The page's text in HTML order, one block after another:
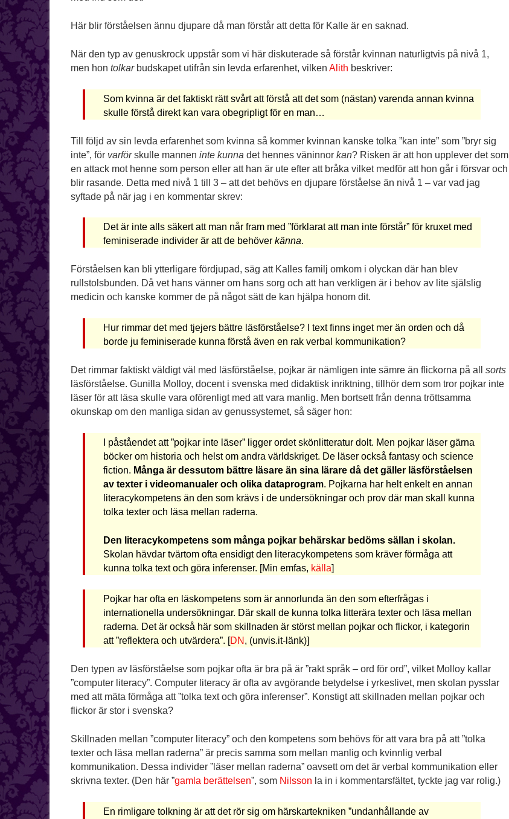
Här blir förståelsen ännu djupare då man förstår att detta för Kalle är en saknad.
När den typ av genuskrock uppstår som vi här diskuterade så förstår kvinnan naturligtvis på nivå 1,
men hon tolkarbudskapet utifrån sin levda erfarenhet, vilken Alith beskriver:
Som kvinna är det faktiskt rätt svårt att förstå att det som (nästan) varenda annan kvinna
skulle förstå direkt kan vara obegripligt för en man…
Till följd av sin levda erfarenhet som kvinna så kommer kvinnan kanske tolka ”kan inte” som ”bryr sig
inte”, för varförskulle mannen inte kunna det hennes väninnor kan? Risken är att hon upplever det som
en attack mot henne som person eller att han är ute efter att bråka vilket medför att hon går i försvar och
blir rasande. Detta med nivå 1 till 3 – att det behövs en djupare förståelse än nivå 1 – var vad jag
syftade på när jag i en kommentar skrev:
Det är inte alls säkert att man når fram med ”förklarat att man inte förstår” för kruxet med
feminiserade individer är att de behöver känna.
Förståelsen kan bli ytterligare fördjupad, säg att Kalles familj omkom i olyckan där han blev
rullstolsbunden. Då vet hans vänner om hans sorg och att han verkligen är i behov av lite själslig
medicin och kanske kommer de på något sätt de kan hjälpa honom dit.
Hur rimmar det med tjejers bättre läsförståelse? I text finns inget mer än orden och då
borde ju feminiserade kunna förstå även en rak verbal kommunikation?
Det rimmar faktiskt väldigt väl med läsförståelse, pojkar är nämligen inte sämre än flickorna på all sorts
läsförståelse. Gunilla Molloy, docent i svenska med didaktisk inriktning, tillhör dem som tror pojkar inte
läser för att läsa skulle vara oförenligt med att vara manlig. Men bortsett från denna tröttsamma
okunskap om den manliga sidan av genussystemet, så säger hon:
I påståendet att ”pojkar inte läser” ligger ordet skönlitteratur dolt. Men pojkar läser gärna
böcker om historia och helst om andra världskriget. De läser också fantasy och science
fiction. Många är dessutom bättre läsare än sina lärare då det gäller läsförståelsen
av texter i videomanualer och olika dataprogram. Pojkarna har helt enkelt en annan
literacykompetens än den som krävs i de undersökningar och prov där man skall kunna
tolka texter och läsa mellan raderna.
Den literacykompetens som många pojkar behärskar bedöms sällan i skolan.
Skolan hävdar tvärtom ofta ensidigt den literacykompetens som kräver förmåga att
kunna tolka text och göra inferenser. [Min emfas, källa]
Pojkar har ofta en läskompetens som är annorlunda än den som efterfrågas i
internationella undersökningar. Där skall de kunna tolka litterära texter och läsa mellan
raderna. Det är också här som skillnaden är störst mellan pojkar och flickor, i kategorin
att ”reflektera och utvärdera”. [DN , (unvis.it-länk)]
Den typen av läsförståelse som pojkar ofta är bra på är ”rakt språk – ord för ord”, vilket Molloy kallar
”computer literacy”. Computer literacy är ofta av avgörande betydelse i yrkeslivet, men skolan pysslar
med att mäta förmåga att ”tolka text och göra inferenser”. Konstigt att skillnaden mellan pojkar och
flickor är stor i svenska?
Skillnaden mellan ”computer literacy” och den kompetens som behövs för att vara bra på att ”tolka
texter och läsa mellan raderna” är precis samma som mellan manlig och kvinnlig verbal
kommunikation. Dessa individer ”läser mellan raderna” oavsett om det är verbal kommunikation eller
skrivna texter. (Den här ”gamla berättelsen”, som Nilsson la in i kommentarsfältet, tyckte jag var rolig.)
En rimligare tolkning är att det rör sig om härskartekniken ”undanhållande av